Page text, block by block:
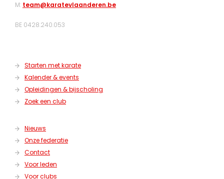
M: team@karatevlaanderen.be
BE 0428.240.053
Starten met karate
Kalender & events
Opleidingen & bijscholing
Zoek een club
Nieuws
Onze federatie
Contact
Voor leden
Voor clubs